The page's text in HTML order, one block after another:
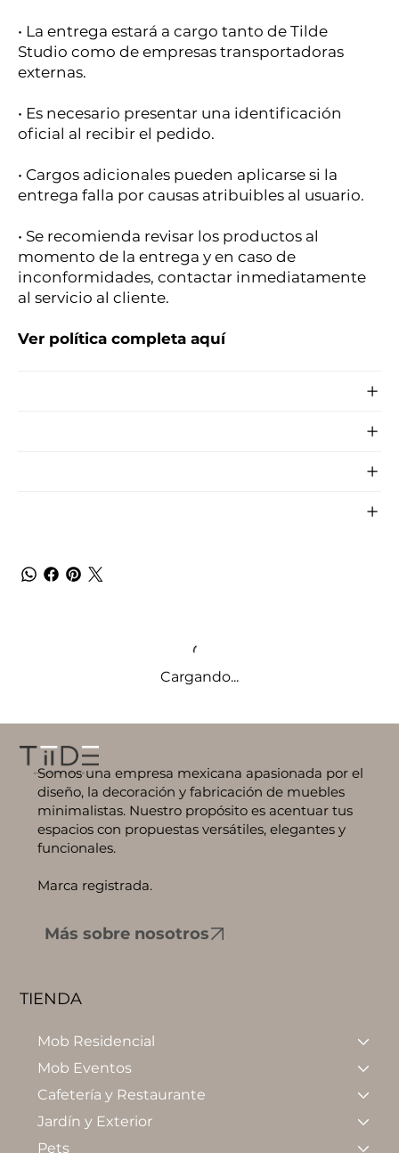
• La entrega estará a cargo tanto de Tilde
Studio como de empresas transportadoras
externas.
• Es necesario presentar una identificación
oficial al recibir el pedido.
• Cargos adicionales pueden aplicarse si la
entrega falla por causas atribuibles al usuario.
• Se recomienda revisar los productos al
momento de la entrega y en caso de
inconformidades, contactar inmediatamente
al servicio al cliente.
Ver política completa aquí
Cargando...
Somos una empresa mexicana apasionada por el
diseño, la decoración y fabricación de muebles
minimalistas. Nuestro propósito es acentuar tus
espacios con propuestas versátiles, elegantes y
funcionales.
Marca registrada.
Más sobre nosotros
TIENDA
Mob Residencial
Mob Eventos
Cafetería y Restaurante
Jardín y Exterior
Pets